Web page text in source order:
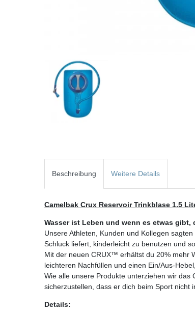
Beschreibung Weitere Details
Camelbak Crux Reservoir Trinkblase 1.5
Wasser ist Leben und wenn es etwas
Unsere Athleten, Kunden und Kollegen
Schluck liefert, kinderleicht zu benutzen und
Mit der neuen CRUX™ erhältst du 20% mehr
leichteren Nachfüllen und einen Ein/Aus-
Wie alle unsere Produkte unterziehen wir
sicherzustellen, dass er dich beim Sport nicht
Details: